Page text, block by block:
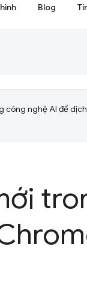
Blog
công nghệ AI để